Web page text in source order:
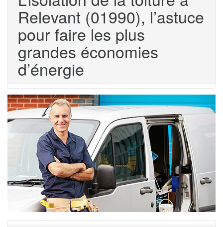
Relevant (01990), l’astuce
pour faire les plus
grandes économies
d’énergie